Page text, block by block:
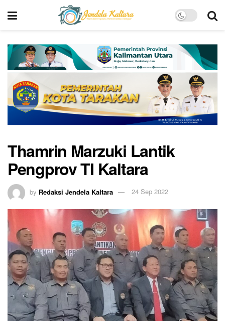
Thamrin Marzuki Lantik
Pengprov TI Kaltara
by Redaksi Jendela Kaltara 24 Sep 2022